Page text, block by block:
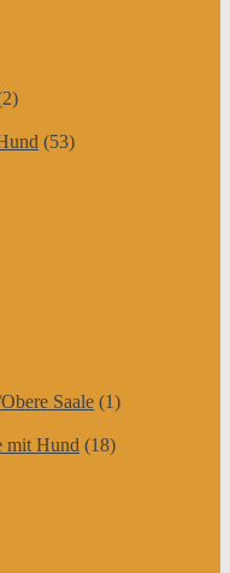
(53)
Saale (1)
mit Hund (18)